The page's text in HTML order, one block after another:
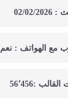
:
مع الهواتف : نعم
القالب :56٬456